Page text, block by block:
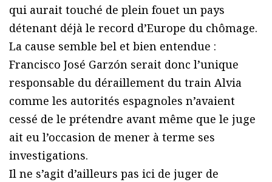
qui aurait touché de plein fouet un pays
détenant déjà le record d’Europe du chômage.
La cause semble bel et bien entendue :
Francisco José Garzón serait donc l’unique
responsable du déraillement du train Alvia
comme les autorités espagnoles n’avaient
cessé de le prétendre avant même que le juge
ait eu l’occasion de mener à terme ses
investigations.
Il ne s’agit d’ailleurs pas ici de juger de